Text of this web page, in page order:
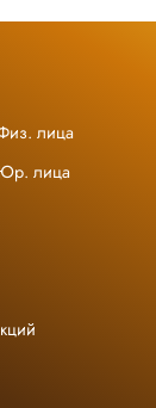
лица
лица